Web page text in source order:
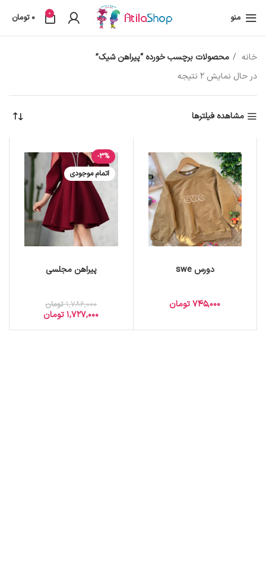
منو 0
0 تومان
خانه
محصولات برچسب خورده “پیراهن شیک”
در حال نمایش 2 نتیجه
مشاهده فیلترها
دورس swe
745,000 تومان
-3%
اتمام موجودی
پیراهن مجلسی
1,786,000 تومان
1,727,000 تومان